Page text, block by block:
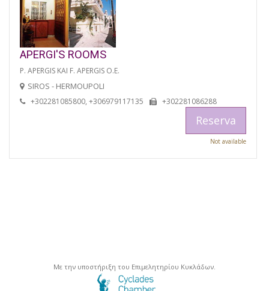
APERGI'S ROOMS
P. APERGIS KAI F. APERGIS O.E.
SIROS - HERMOUPOLI
+302281085800, +306979117135 +302281086288
Reserva
Not available
Με την υποστήριξη του Επιμελητηρίου Κυκλάδων.